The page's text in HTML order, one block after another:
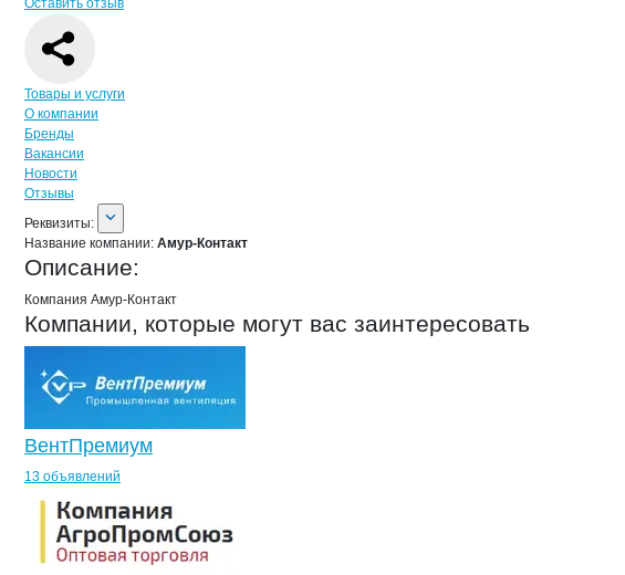
Оставить отзыв
Навигация по странице
Товары и услуги
О компании
Бренды
Вакансии
Новости
Отзывы
О компании
Реквизиты
Реквизиты:
Название компании: Амур-Контакт
Описание:
Компания Амур-Контакт
Компании, которые могут вас заинтересовать
ВентПремиум
13 объявлений